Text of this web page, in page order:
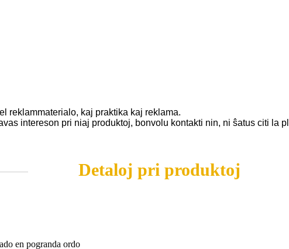
reklammaterialo, kaj praktika kaj reklama.
intereson pri niaj produktoj, bonvolu kontakti nin, ni ŝatus citi la
Detaloj pri produktoj
en pogranda ordo